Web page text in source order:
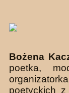
Bożena
poetka,
poetyckich